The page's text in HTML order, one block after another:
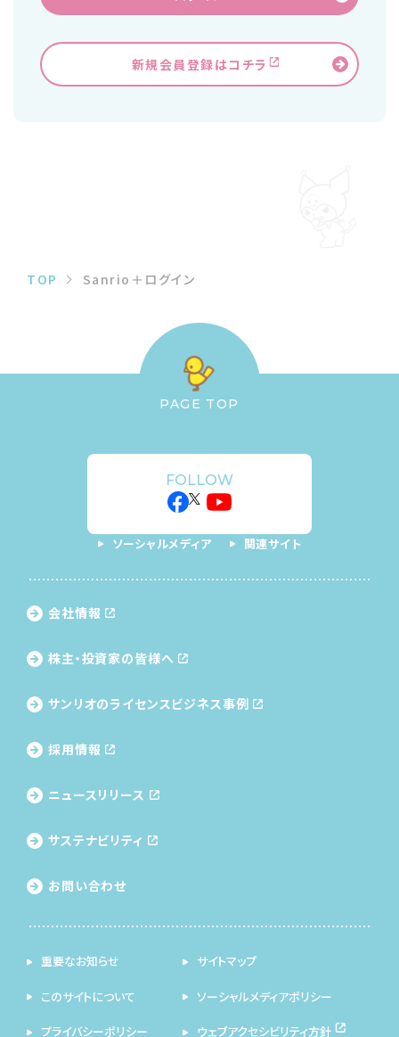
新規会員登録はコチラ
TOP Sanrio＋ログイン
PAGE TOP
FOLLOW
ソーシャルメディア 関連サイト
会社情報
株主・投資家の皆様へ
サンリオのライセンス ビジネス事例
採用情報
ニュースリリース
サステナビリティ
お問い合わせ
重要なお知らせ サイトマップ
このサイトについて ソーシャルメディアポリシー
プライバシーポリシー ウェブアクセシビリティ方針